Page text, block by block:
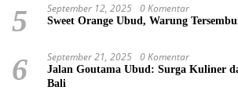
5 September 12, 2025 0 Komentar
Sweet Orange Ubud, Warung
6 September 21, 2025 0 Komentar
Jalan Goutama Ubud: Surga Kuliner
Bali